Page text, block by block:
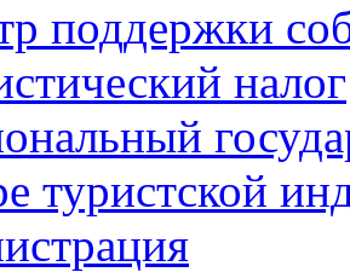
поддержки
налог
туристской